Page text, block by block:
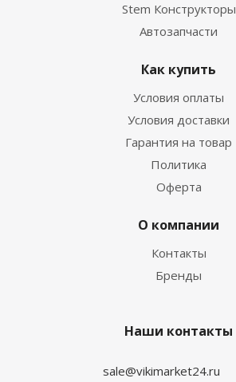
Stem Конструкторы
Автозапчасти
Как купить
Условия оплаты
Условия доставки
Гарантия на товар
Политика
Оферта
О компании
Контакты
Бренды
Наши контакты
sale@vikimarket24.ru